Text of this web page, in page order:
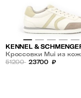
KENNEL &
Кроссовки Mui из
замши
51200 23700 ₽